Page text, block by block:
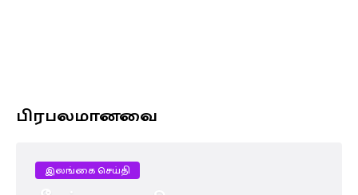
பிரபலமானவை
இலங்கை செய்தி